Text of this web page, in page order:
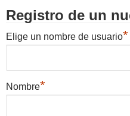
Registro de un
Elige un nombre de usuario*
Nombre*